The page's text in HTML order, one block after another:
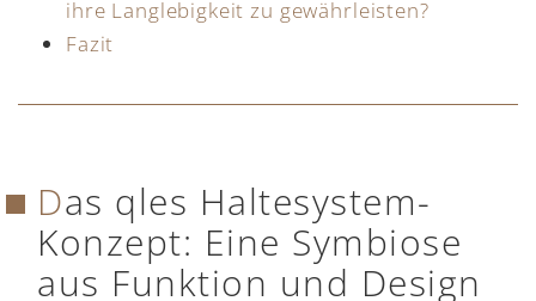
ihre Langlebigkeit zu gewährleisten?
Fazit
Das qles Haltesystem-
Konzept: Eine Symbiose
aus Funktion und Design